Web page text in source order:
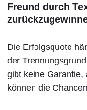
Freund durch
Die Erfolgsquote
der
gibt keine Garantie,
können die